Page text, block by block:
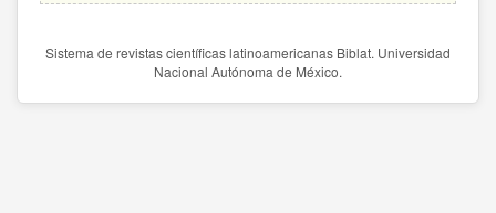
Sistema de revistas científicas latinoamericanas Biblat. Universidad
Nacional Autónoma de México.